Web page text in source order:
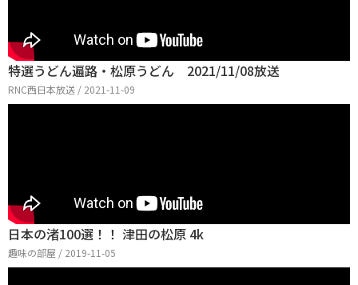
特選うどん遍路・松原うどん 2021/11/08放送
RNC西日本放送 / 2021-11-09
日本の渚100選！！ 津田の松原 4k
趣味の部屋 / 2019-11-05